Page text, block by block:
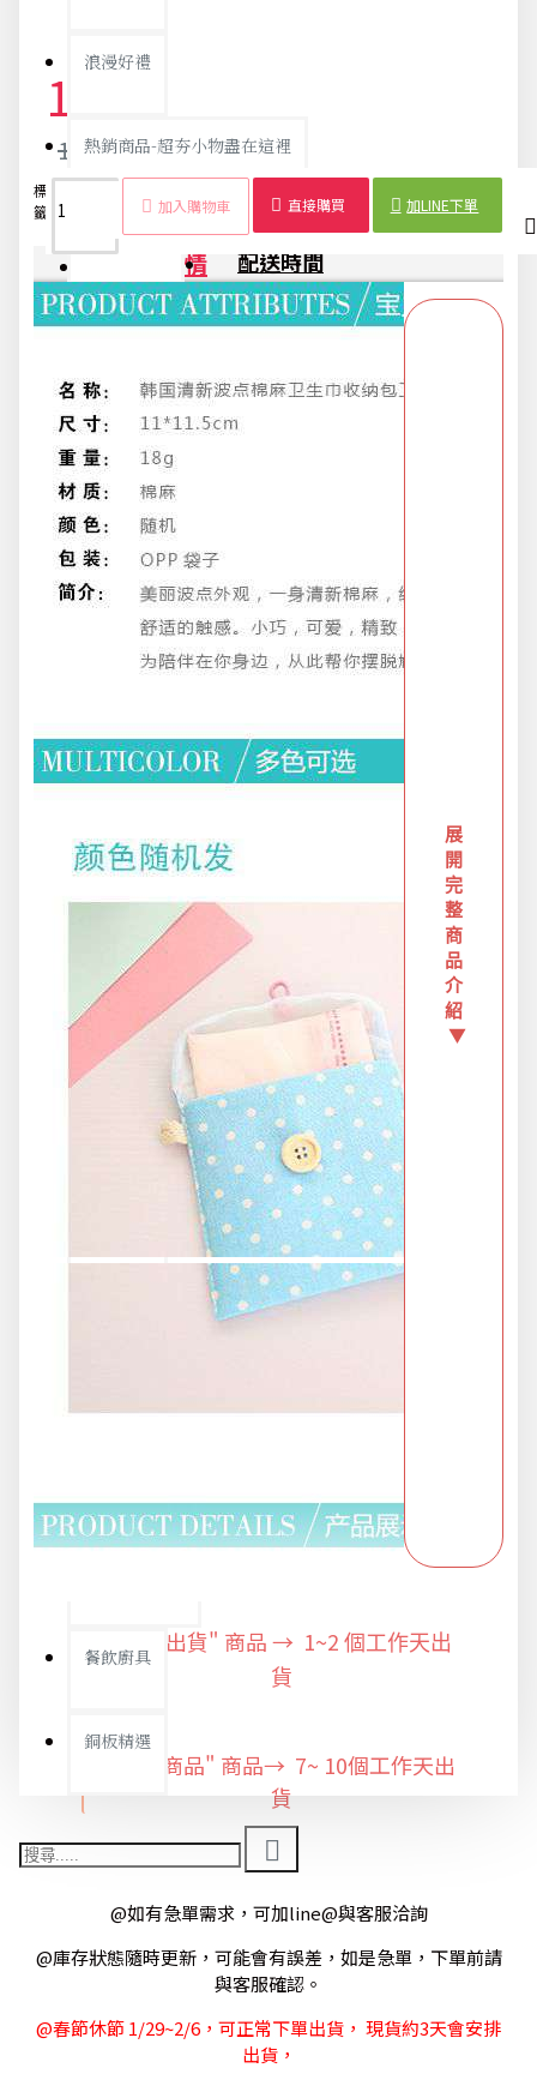
浪漫好禮
熱銷商品-超夯小物盡在這裡
父親節專頁
畢業狂歡季
開學季用品
防疫旅遊
電腦手機周邊
防颱備品安心準備
冬季專區
居家收納
文具禮品
新品上市
餐飲廚具
銅板精選
18元
19元
加入購物車 直接購買 加LINE下單
標
籤：
棉
包
點
身
包
密
性
水
商品詳情 配送時間
展
開
完
整
商
品
介
紹
▼
"快速出貨" 商品 → 1~2 個工作天出
貨
"預購商品" 商品→ 7~ 10個工作天出
貨
@如有急單需求，可加line@與客服洽詢
@庫存狀態隨時更新，可能會有誤差，如是急單，下單前請
與客服確認。
@春節休節 1/29~2/6，可正常下單出貨， 現貨約3天會安排
出貨，